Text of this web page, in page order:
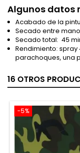
Algunos datos
Acabado de la
Secado entre
Secado total: 45
Rendimiento: spray
parachoques, una
16 OTROS
-5%